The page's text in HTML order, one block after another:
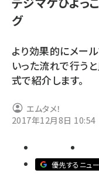
youtube
note (2310)
z世代 (1620)
meo (1274)
llmo (1160)
グ
より効果的にメール
いった流れで行う
式で紹介します。
エムタメ！
2017年12月8日 10:54
優先するニュ